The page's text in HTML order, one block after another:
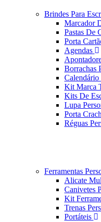
Brindes Para
Marcador
Pastas De
Porta
Agendas
Borrachas
Calendário
Kit Marca
Kits De
Lupa
Porta
Réguas
Ferramentas
Alicate
Canivetes
Kit
Trenas
Portáteis